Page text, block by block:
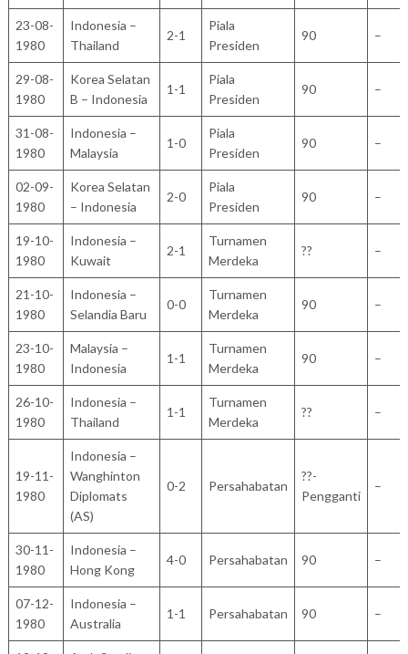
23-08-
1980
Indonesia –
Thailand
2-1
Piala
Presiden
90 –
29-08-
1980
Korea Selatan
B – Indonesia
1-1
Piala
Presiden
90 –
31-08-
1980
Indonesia –
Malaysia
1-0
Piala
Presiden
90 –
02-09-
1980
Korea Selatan
– Indonesia
2-0
Piala
Presiden
90 –
19-10-
1980
Indonesia –
Kuwait
2-1
Turnamen
Merdeka
?? –
21-10-
1980
Indonesia –
Selandia Baru
0-0
Turnamen
Merdeka
90 –
23-10-
1980
Malaysia –
Indonesia
1-1
Turnamen
Merdeka
90 –
26-10-
1980
Indonesia –
Thailand
1-1
Turnamen
Merdeka
?? –
19-11-
1980
Indonesia –
Wanghinton
Diplomats
(AS)
0-2 Persahabatan
??-
Pengganti
–
30-11-
1980
Indonesia –
Hong Kong
4-0 Persahabatan 90 –
07-12-
1980
Indonesia –
Australia
1-1 Persahabatan 90 –